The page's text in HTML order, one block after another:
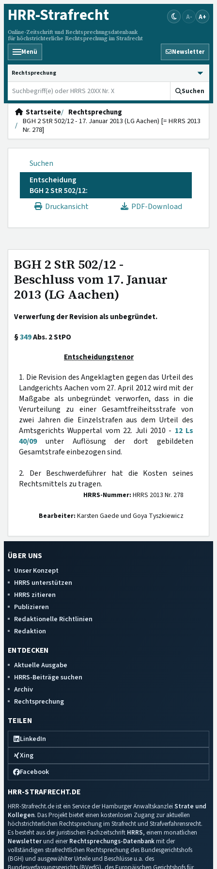
HRR-Strafrecht
Online-Zeitschrift und Rechtsprechungsdatenbank
für höchstrichterliche Rechtsprechung im Strafrecht
A- A+
Menü Newsletter
HRRS durchsuchen
Suchen
Startseite
Rechtsprechung
BGH 2 StR 502/12 - 17. Januar 2013 (LG Aachen) [= HRRS 2013
Nr. 278]
Suchen
Entscheidung
BGH 2 StR 502/12:
Druckansicht
PDF-Download
BGH 2 StR 502/12 -
Beschluss vom 17. Januar
2013 (LG Aachen)
Verwerfung der Revision als unbegründet.
§349Abs. 2 StPO
Entscheidungstenor
1. Die Revision des Angeklagten gegen das Urteil des
Landgerichts Aachen vom 27. April 2012 wird mit der
Maßgabe als unbegründet verworfen, dass in die
Verurteilung zu einer Gesamtfreiheitsstrafe von
zwei Jahren die Einzelstrafen aus dem Urteil des
Amtsgerichts Wuppertal vom 22. Juli 2010 - 12 Ls
40/09unter Auflösung der dort gebildeten
Gesamtstrafe einbezogen sind.
2. Der Beschwerdeführer hat die Kosten seines
Rechtsmittels zu tragen.
HRRS-Nummer: HRRS 2013 Nr. 278
Bearbeiter: Karsten Gaede und Goya Tyszkiewicz
ÜBER UNS
Unser Konzept
HRRS unterstützen
HRRS zitieren
Publizieren
Redaktionelle Richtlinien
Redaktion
ENTDECKEN
Aktuelle Ausgabe
HRRS-Beiträge suchen
Archiv
Rechtsprechung
TEILEN
LinkedIn
Xing
Facebook
HRR-STRAFRECHT.DE
HRR-Strafrecht.de ist ein Service der Hamburger Anwaltskanzlei Strate und
Kollegen. Das Projekt bietet einen kostenlosen Zugang zur aktuellen
höchstrichterlichen Rechtsprechung im Strafrecht und Strafverfahrensrecht.
Es besteht aus der juristischen Fachzeitschrift HRRS, einem monatlichen
Newsletterund einerRechtsprechungs-Datenbankmit der
vollständigen strafrechtlichen Rechtsprechung des Bundesgerichtshofs
(BGH) und ausgewählter Urteile und Beschlüsse u.a. des